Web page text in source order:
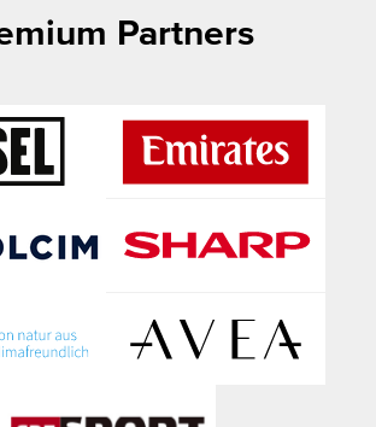
Partners